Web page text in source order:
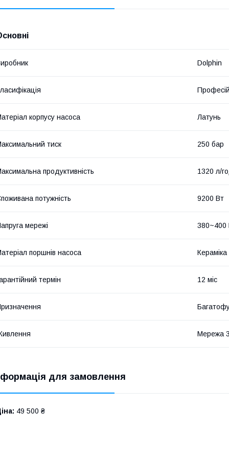
Dolphin
корпусу насоса Латунь
тиск 250 бар
продуктивність 1320 л/
потужність 9200 Вт
мережі 380~400
поршнів насоса Кераміка
термін 12 міс
Мережа
для замовлення
49 500 ₴